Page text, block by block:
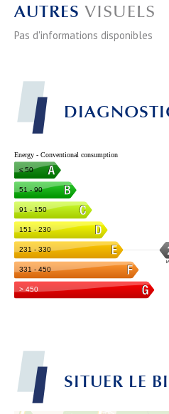
AUTRES VISUELS
Pas d'informations disponibles
SITUER LE